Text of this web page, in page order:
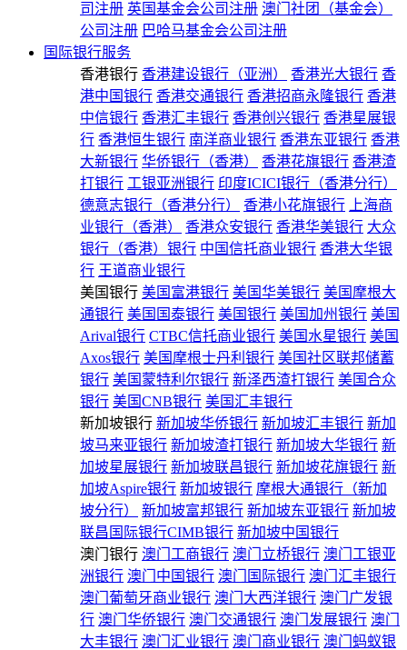
司注册 英国基金会公司注册 澳门社团（基金会）
公司注册 巴哈马基金会公司注册
国际银行服务
香港银行 香港建设银行（亚洲） 香港光大银行 香
港中国银行 香港交通银行 香港招商永隆银行 香港
中信银行 香港汇丰银行 香港创兴银行 香港星展银
行 香港恒生银行 南洋商业银行 香港东亚银行 香港
大新银行 华侨银行（香港） 香港花旗银行 香港渣
打银行 工银亚洲银行 印度ICICI银行（香港分行）
德意志银行（香港分行）
香港小花旗银行
上海商
业银行（香港）
香港众安银行 香港华美银行 大众
银行（香港）银行 中国信托商业银行 香港大华银
行 王道商业银行
美国银行 美国富港银行 美国华美银行 美国摩根大
通银行 美国国泰银行 美国银行 美国加州银行 美国
Arival银行 CTBC信托商业银行 美国水星银行 美国
Axos银行 美国摩根士丹利银行 美国社区联邦储蓄
银行 美国蒙特利尔银行 新泽西渣打银行 美国合众
银行 美国CNB银行 美国汇丰银行
新加坡银行 新加坡华侨银行 新加坡汇丰银行 新加
坡马来亚银行 新加坡渣打银行 新加坡大华银行 新
加坡星展银行 新加坡联昌银行 新加坡花旗银行 新
加坡Aspire银行 新加坡银行 摩根大通银行（新加
坡分行）
新加坡富邦银行 新加坡东亚银行 新加坡
联昌国际银行CIMB银行 新加坡中国银行
澳门银行 澳门工商银行 澳门立桥银行 澳门工银亚
洲银行 澳门中国银行 澳门国际银行 澳门汇丰银行
澳门葡萄牙商业银行 澳门大西洋银行 澳门广发银
行 澳门华侨银行 澳门交通银行 澳门发展银行 澳门
大丰银行 澳门汇业银行 澳门商业银行 澳门蚂蚁银